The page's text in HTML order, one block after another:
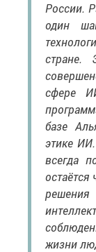
России.
один
стране.
сфере
базе
этике
всегда
жизни